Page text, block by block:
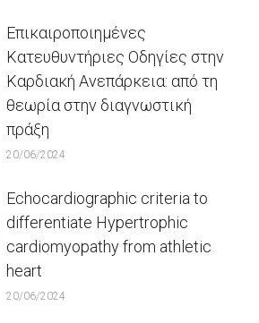
Επικαιροποιημένες
Κατευθυντήριες Οδηγίες στην
Καρδιακή Ανεπάρκεια: από τη
θεωρία στην διαγνωστική
πράξη
20/06/2024
Echocardiographic criteria to
differentiate Hypertrophic
cardiomyopathy from athletic
heart
20/06/2024